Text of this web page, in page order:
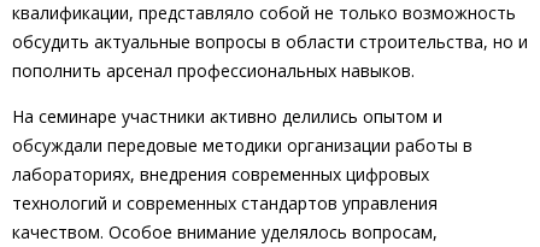
квалификации, представляло собой не только возможность
обсудить актуальные вопросы в области строительства, но и
пополнить арсенал профессиональных навыков.
На семинаре участники активно делились опытом и
обсуждали передовые методики организации работы в
лабораториях, внедрения современных цифровых
технологий и современных стандартов управления
качеством. Особое внимание уделялось вопросам,